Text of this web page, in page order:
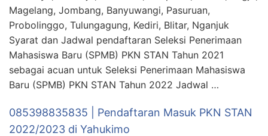
Magelang, Jombang, Banyuwangi, Pasuruan,
Probolinggo, Tulungagung, Kediri, Blitar, Nganjuk
Syarat dan Jadwal pendaftaran Seleksi Penerimaan
Mahasiswa Baru (SPMB) PKN STAN Tahun 2021
sebagai acuan untuk Seleksi Penerimaan Mahasiswa
Baru (SPMB) PKN STAN Tahun 2022 Jadwal …
085398835835 | Pendaftaran Masuk PKN STAN
2022/2023 di Yahukimo